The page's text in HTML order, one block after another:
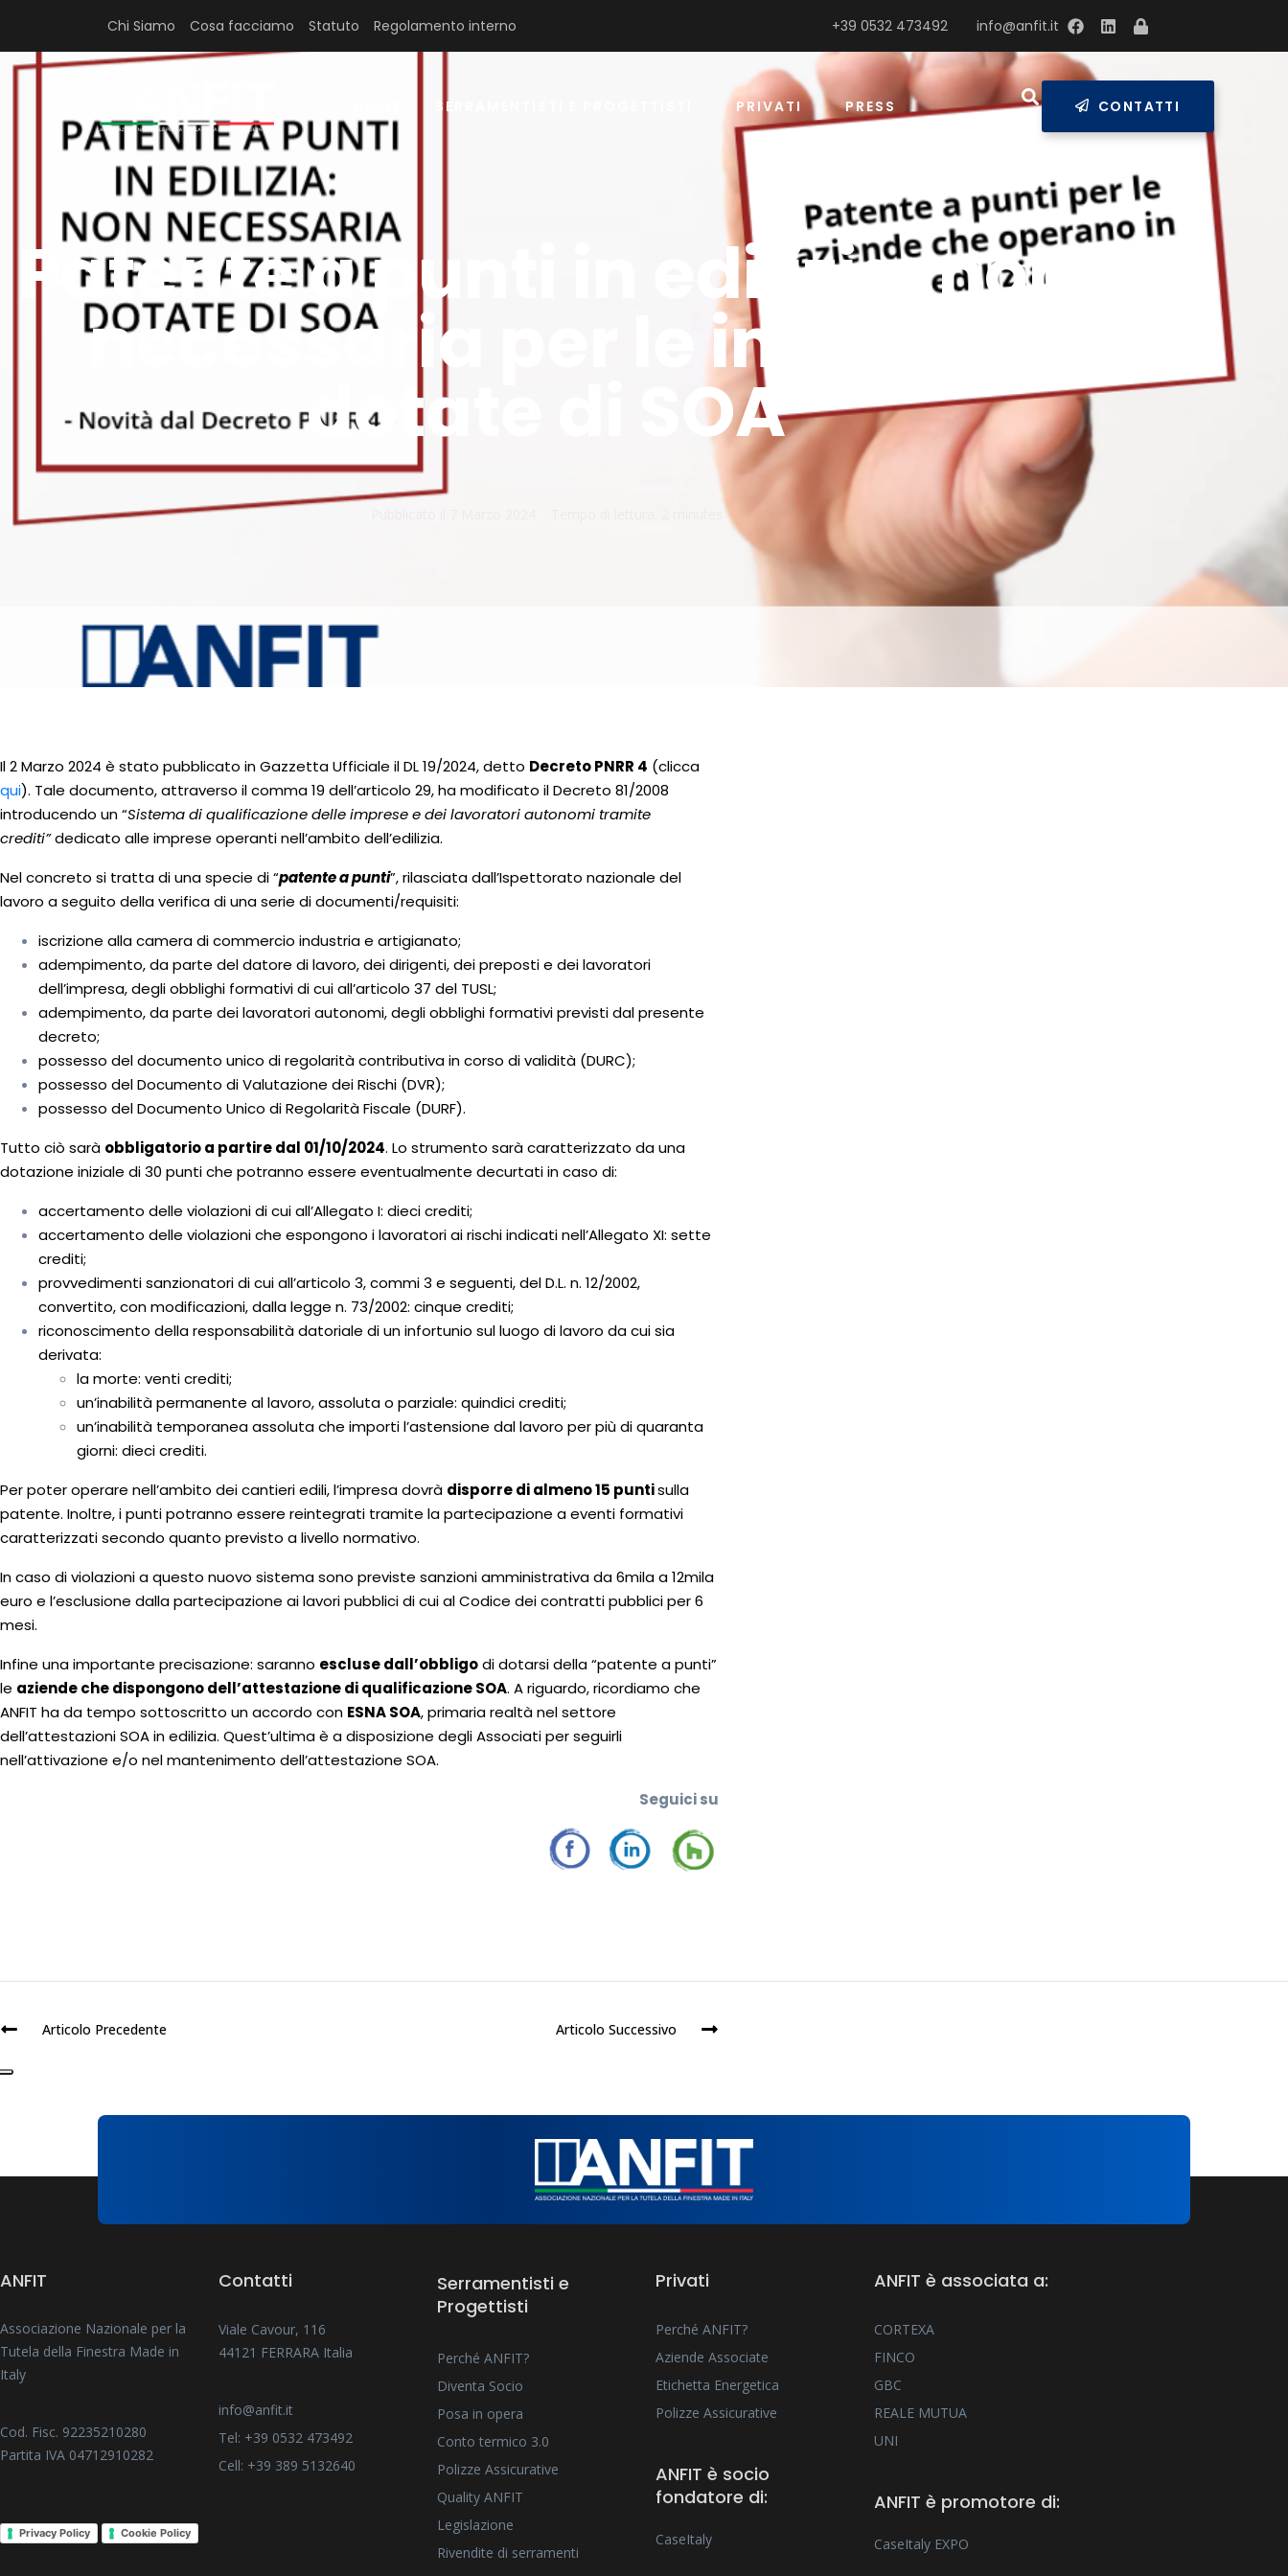
Chi Siamo Cosa facciamo Statuto Regolamento interno info@anfit.it
+39 0532 473492
SERRAMENTISTI E PROGETTISTI PRIVATI PRESS CONTATTI
Patente a punti in edilizia: non
necessaria per le imprese
dotate di SOA
Il 2 Marzo 2024 è stato pubblicato in Gazzetta Ufficiale il DL 19/2024, detto Decreto PNRR 4 (clicca
qui). Tale documento, attraverso il comma 19 dell’articolo 29, ha modificato il Decreto 81/2008
introducendo un “Sistema di qualificazione delle imprese e dei lavoratori autonomi tramite
crediti”dedicato alle imprese operanti nell’ambito dell’edilizia.
Nel concreto si tratta di una specie di “patente a punti”, rilasciata dall’Ispettorato nazionale del
lavoro a seguito della verifica di una serie di documenti/requisiti:
iscrizione alla camera di commercio industria e artigianato;
adempimento, da parte del datore di lavoro, dei dirigenti, dei preposti e dei lavoratori
dell’impresa, degli obblighi formativi di cui all’articolo 37 del TUSL;
adempimento, da parte dei lavoratori autonomi, degli obblighi formativi previsti dal presente
decreto;
possesso del documento unico di regolarità contributiva in corso di validità (DURC);
possesso del Documento di Valutazione dei Rischi (DVR);
possesso del Documento Unico di Regolarità Fiscale (DURF).
Tutto ciò sarà obbligatorio a partire dal 01/10/2024. Lo strumento sarà caratterizzato da una
dotazione iniziale di 30 punti che potranno essere eventualmente decurtati in caso di:
accertamento delle violazioni di cui all’Allegato I: dieci crediti;
accertamento delle violazioni che espongono i lavoratori ai rischi indicati nell’Allegato XI: sette
crediti;
provvedimenti sanzionatori di cui all’articolo 3, commi 3 e seguenti, del D.L. n. 12/2002,
convertito, con modificazioni, dalla legge n. 73/2002: cinque crediti;
riconoscimento della responsabilità datoriale di un infortunio sul luogo di lavoro da cui sia
derivata:
la morte: venti crediti;
un’inabilità permanente al lavoro, assoluta o parziale: quindici crediti;
un’inabilità temporanea assoluta che importi l’astensione dal lavoro per più di quaranta
giorni: dieci crediti.
Per poter operare nell’ambito dei cantieri edili, l’impresa dovrà disporre di almeno 15 puntisulla
patente. Inoltre, i punti potranno essere reintegrati tramite la partecipazione a eventi formativi
caratterizzati secondo quanto previsto a livello normativo.
In caso di violazioni a questo nuovo sistema sono previste sanzioni amministrativa da 6mila a 12mila
euro e l’esclusione dalla partecipazione ai lavori pubblici di cui al Codice dei contratti pubblici per 6
mesi.
Infine una importante precisazione: saranno escluse dall’obbligodi dotarsi della “patente a punti”
le aziende che dispongono dell’attestazione di qualificazione SOA. A riguardo, ricordiamo che
ANFIT ha da tempo sottoscritto un accordo con ESNA SOA, primaria realtà nel settore
dell’attestazioni SOA in edilizia. Quest’ultima è a disposizione degli Associati per seguirli
nell’attivazione e/o nel mantenimento dell’attestazione SOA.
Seguici su
Articolo Precedente Articolo Successivo
ANFIT
Associazione Nazionale per la
Tutela della Finestra Made in
Italy
Cod. Fisc. 92235210280
Partita IVA 04712910282
Privacy Policy Cookie Policy
Contatti
Viale Cavour, 116
44121 FERRARA Italia
info@anfit.it
Tel: +39 0532 473492
Cell: +39 389 5132640
Serramentisti e
Progettisti
Perché ANFIT?
Diventa Socio
Posa in opera
Conto termico 3.0
Polizze Assicurative
Quality ANFIT
Legislazione
Rivendite di serramenti
Privati
Perché ANFIT?
Aziende Associate
Etichetta Energetica
Polizze Assicurative
ANFIT è socio
fondatore di:
CaseItaly
ANFIT è associata a:
CORTEXA
FINCO
GBC
REALE MUTUA
UNI
ANFIT è promotore di:
CaseItaly EXPO